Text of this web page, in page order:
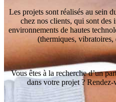
Les projets sont réalisés au sein
chez nos clients, qui sont des
environnements de hautes
(thermiques,
Vous êtes à la recherche d’un
dans votre projet ? Rendez-